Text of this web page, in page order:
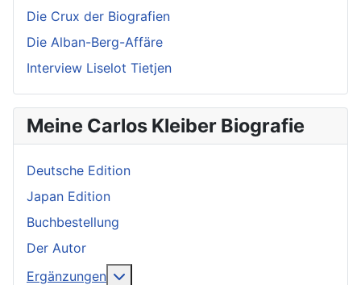
Die Crux der Biografien
Die Alban-Berg-Affäre
Interview Liselot Tietjen
Meine Carlos Kleiber Biografie
Deutsche Edition
Japan Edition
Buchbestellung
Der Autor
Ergänzungen